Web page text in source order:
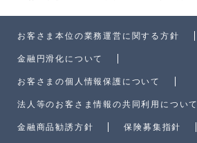
お客さま本位の業務運営に関する方針
金融円滑化について
お客さまの個人情報保護について
法人等のお客さま情報の共同利用について
金融商品勧誘方針 保険募集指針